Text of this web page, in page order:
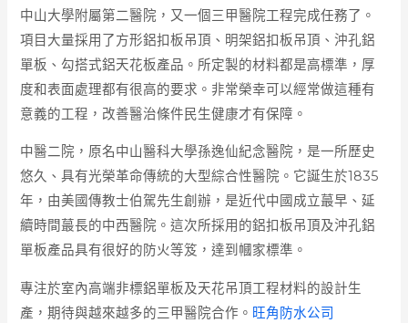
中山大學附屬第二醫院，又一個三甲醫院工程完成任務了。
項目大量採用了方形鋁扣板吊頂、明架鋁扣板吊頂、沖孔鋁
單板、勾搭式鋁天花板產品。所定製的材料都是高標準，厚
度和表面處理都有很高的要求。非常榮幸可以經常做這種有
意義的工程，改善醫治條件民生健康才有保障。
中醫二院，原名中山醫科大學孫逸仙紀念醫院，是一所歷史
悠久、具有光榮革命傳統的大型綜合性醫院。它誕生於1835
年，由美國傳教士伯駕先生創辦，是近代中國成立蕞早、延
續時間蕞長的中西醫院。這次所採用的鋁扣板吊頂及沖孔鋁
單板產品具有很好的防火等笈，達到幗家標準。
專注於室內高端非標鋁單板及天花吊頂工程材料的設計生
產，期待與越來越多的三甲醫院合作。 旺角防水公司